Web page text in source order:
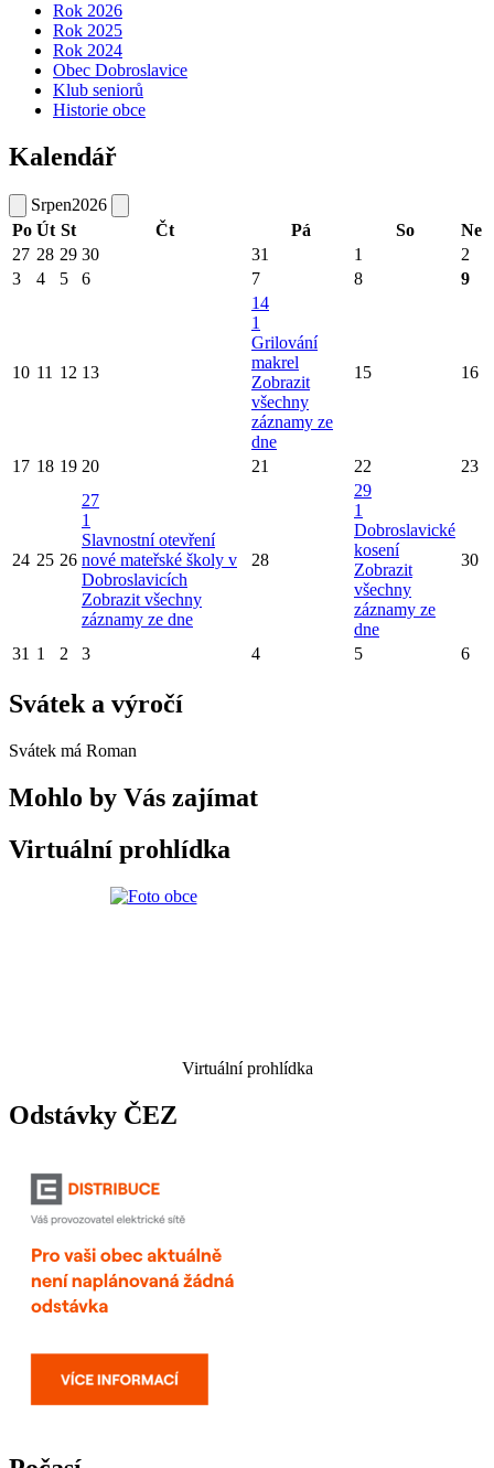
Rok 2026
Rok 2025
Rok 2024
Obec Dobroslavice
Klub seniorů
Historie obce
Kalendář
Srpen2026
Po Út St Čt Pá So
Ne
27 28 29 30 31 1
2
3
4 5 6 7 8 9
10 11 12 13
14
1
Grilování
makrel
Zobrazit
všechny
záznamy ze
dne
15 16
17 18 19 20 21 22 23
24 25 26
27
1
Slavnostní otevření
nové mateřské školy v
Dobroslavicích
Zobrazit všechny
záznamy ze dne
28
29
1
Dobroslavické
kosení
Zobrazit
všechny
záznamy ze
dne
30
31 1 2 3 4 5 6
Svátek a výročí
Svátek má Roman
Mohlo by Vás zajímat
Virtuální prohlídka
Virtuální prohlídka
Odstávky ČEZ